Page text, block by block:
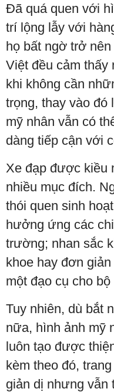
Đã quá quen với
trí lộng lẫy với
họ bất ngờ trở
Việt đều cảm thấy
khi không cần
trọng, thay vào đó
mỹ nhân vẫn có
dàng tiếp cận với
Xe đạp được kiều
nhiều mục đích.
thói quen sinh
hưởng ứng các
trường; nhan sắc
khoe hay đơn
một đạo cụ cho
Tuy nhiên, dù bắt
nữa, hình ảnh mỹ
luôn tạo được
kèm theo đó,
giản dị nhưng vẫn